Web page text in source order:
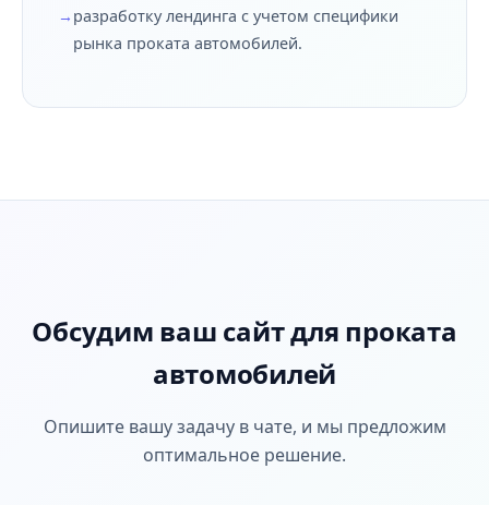
разработку лендинга с учетом специфики
рынка проката автомобилей.
Обсудим ваш сайт для проката
автомобилей
Опишите вашу задачу в чате, и мы предложим
оптимальное решение.